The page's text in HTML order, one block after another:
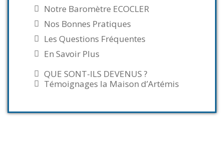
Notre Baromètre ECOCLER
Nos Bonnes Pratiques
Les Questions Fréquentes
En Savoir Plus
QUE SONT-ILS DEVENUS ?
Témoignages la Maison d’Artémis